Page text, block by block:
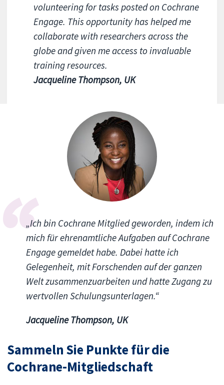
volunteering for tasks posted on Cochrane
Engage. This opportunity has helped me
collaborate with researchers across the
globe and given me access to invaluable
training resources.
Jacqueline Thompson, UK
„Ich bin Cochrane Mitglied geworden, indem ich
mich für ehrenamtliche Aufgaben auf Cochrane
Engage gemeldet habe. Dabei hatte ich
Gelegenheit, mit Forschenden auf der ganzen
Welt zusammenzuarbeiten und hatte Zugang zu
wertvollen Schulungsunterlagen.“
Jacqueline Thompson, UK
Sammeln Sie Punkte für die
Cochrane-Mitgliedschaft